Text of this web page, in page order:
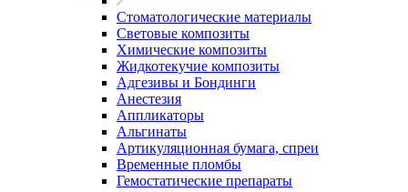
Стоматологические материалы
Световые композиты
Химические композиты
Жидкотекучие композиты
Адгезивы и Бондинги
Анестезия
Аппликаторы
Альгинаты
Артикуляционная бумага, спреи
Временные пломбы
Гемостатические препараты